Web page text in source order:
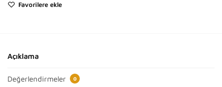
Favorilere ekle
Açıklama
Değerlendirmeler 0